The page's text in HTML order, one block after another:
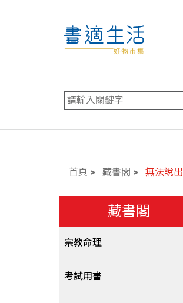
首頁 藏書閣 無法說
藏書閣
宗教命理
宗教
考試用書